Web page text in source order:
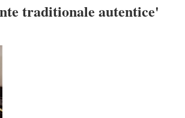
traditionale autentice'